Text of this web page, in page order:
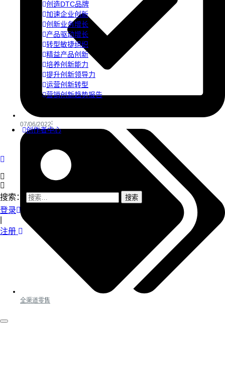
创造DTC品牌
加速企业创新
创新业务增长
产品驱动增长
转型敏捷组织
精益产品创新
培养创新能力
提升创新领导力
运营创新转型
营销创新趋势报告
创作者中心
搜索：
登录
注册
07/06/2022
全渠道零售